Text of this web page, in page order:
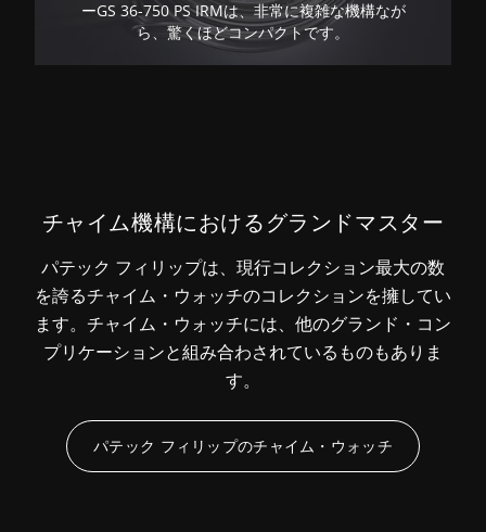
ーGS 36-750 PS IRMは、非常に複雑な機構なが
ら、驚くほどコンパクトです。
チャイム機構におけるグランドマスター
パテック フィリップは、現行コレクション最大の数
を誇るチャイム・ウォッチのコレクションを擁してい
ます。チャイム・ウォッチには、他のグランド・コン
プリケーションと組み合わされているものもありま
す。
パテック フィリップのチャイム・ウォッチ